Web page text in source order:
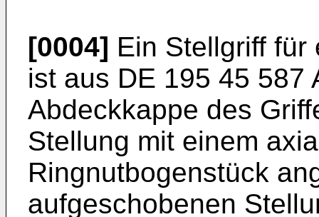
[0004] Ein Stellgriff für
ist aus DE 195 45 587
Abdeckkappe des
Stellung mit einem
Ringnutbogenstück
aufgeschobenen